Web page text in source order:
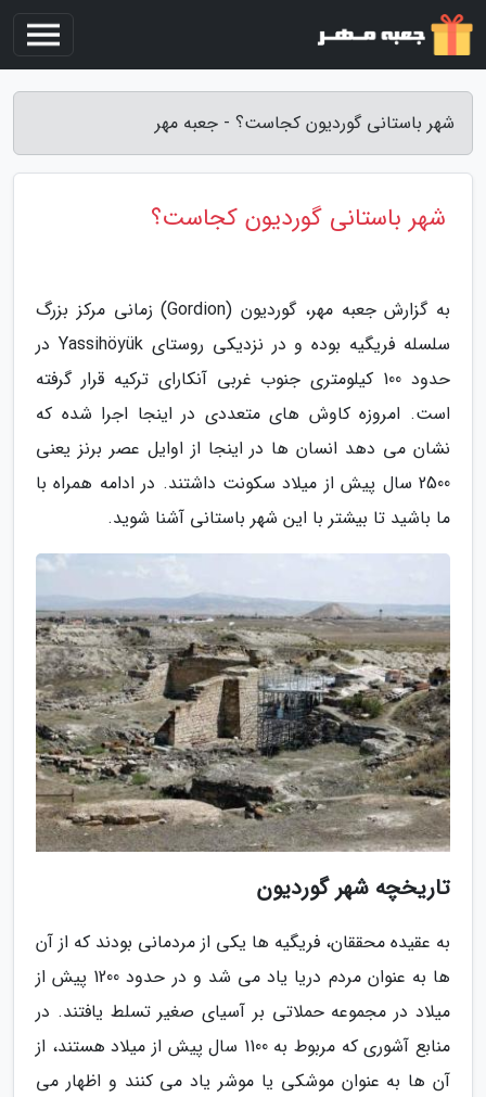
شهر باستانی گوردیون کجاست؟ - جعبه مهر
شهر باستانی گوردیون کجاست؟
به گزارش جعبه مهر، گوردیون (Gordion) زمانی مرکز بزرگ
سلسله فریگیه بوده و در نزدیکی روستای Yassihöyük در
حدود 100 کیلومتری جنوب غربی آنکارای ترکیه قرار گرفته
است. امروزه کاوش های متعددی در اینجا اجرا شده که
نشان می دهد انسان ها در اینجا از اوایل عصر برنز یعنی
2500 سال پیش از میلاد سکونت داشتند. در ادامه همراه با
ما باشید تا بیشتر با این شهر باستانی آشنا شوید.
تاریخچه شهر گوردیون
به عقیده محققان، فریگیه ها یکی از مردمانی بودند که از آن
ها به عنوان مردم دریا یاد می شد و در حدود 1200 پیش از
میلاد در مجموعه حملاتی بر آسیای صغیر تسلط یافتند. در
منابع آشوری که مربوط به 1100 سال پیش از میلاد هستند، از
آن ها به عنوان موشکی یا موشر یاد می کنند و اظهار می